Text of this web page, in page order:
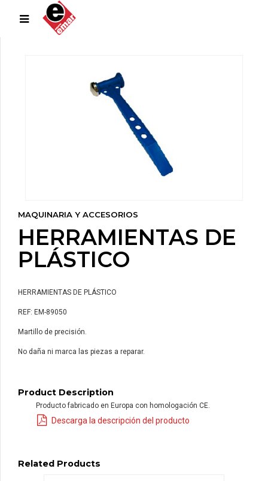
MAQUINARIA Y ACCESORIOS
HERRAMIENTAS DE
PLÁSTICO
HERRAMIENTAS DE PLÁSTICO
REF: EM-89050
Martillo de precisión.
No daña ni marca las piezas a reparar.
Product Description
Producto fabricado en Europa con homologación CE.
Descarga la descripción del producto
Related Products